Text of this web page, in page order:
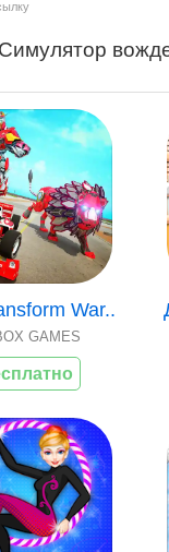
War..
GAMES